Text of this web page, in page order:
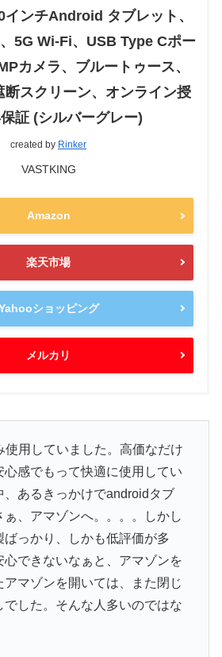
インチAndroid タブレット、
5G Wi-Fi、USB Type Cポー
カメラ、ブルートゥース、
断スクリーン、オンライン授
証 (シルバーグレー)
created by Rinker
VASTKING
Amazon
楽天市場
ショッピング
メルカリ
使用していました。高価なだけ
心感でもって快適に使用してい
、あるきっかけでandroidタブ
ぁ、アマゾンへ。。。。しかし
ばっかり、しかも低評価が多
心できないなぁと、アマゾンを
アマゾンを開いては、また閉じ
でした。そんな人多いのではな